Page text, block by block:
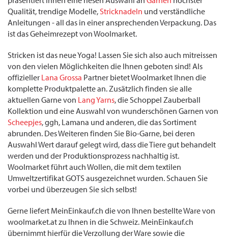
Qualität, trendige Modelle,Stricknadeln und verständliche
Anleitungen - all das in einer ansprechenden Verpackung. Das
ist das Geheimrezept von Woolmarket.
Stricken ist das neue Yoga! Lassen Sie sich also auch mitreissen
von den vielen Möglichkeiten die Ihnen geboten sind! Als
offizieller Lana Grossa Partner bietet Woolmarket Ihnen die
komplette Produktpalette an. Zusätzlich finden sie alle
aktuellen Garne von Lang Yarns, die Schoppel Zauberball
Kollektion und eine Auswahl von wunderschönen Garnen von
Scheepjes, ggh, Lamana und anderen, die das Sortiment
abrunden. Des Weiteren finden Sie Bio-Garne, bei deren
Auswahl Wert darauf gelegt wird, dass die Tiere gut behandelt
werden und der Produktionsprozess nachhaltig ist.
Woolmarket führt auch Wollen, die mit dem textilen
Umweltzertifikat GOTS ausgezeichnet wurden. Schauen Sie
vorbei und überzeugen Sie sich selbst!
Gerne liefert MeinEinkauf.ch die von Ihnen bestellte Ware von
woolmarket.at zu Ihnen in die Schweiz. MeinEinkauf.ch
übernimmt hierfür die Verzollung der Ware sowie die